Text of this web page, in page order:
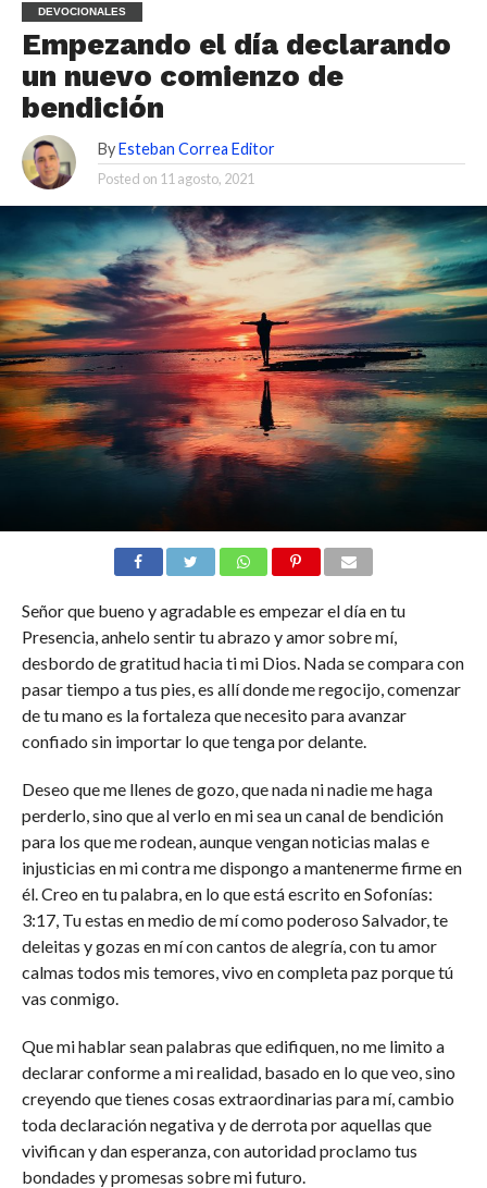
DEVOCIONALES
Empezando el día declarando
un nuevo comienzo de
bendición
By Esteban Correa Editor
Posted on 11 agosto, 2021
Señor que bueno y agradable es empezar el día en tu
Presencia, anhelo sentir tu abrazo y amor sobre mí,
desbordo de gratitud hacia ti mi Dios. Nada se compara con
pasar tiempo a tus pies, es allí donde me regocijo, comenzar
de tu mano es la fortaleza que necesito para avanzar
confiado sin importar lo que tenga por delante.
Deseo que me llenes de gozo, que nada ni nadie me haga
perderlo, sino que al verlo en mi sea un canal de bendición
para los que me rodean, aunque vengan noticias malas e
injusticias en mi contra me dispongo a mantenerme firme en
él. Creo en tu palabra, en lo que está escrito en Sofonías:
3:17, Tu estas en medio de mí como poderoso Salvador, te
deleitas y gozas en mí con cantos de alegría, con tu amor
calmas todos mis temores, vivo en completa paz porque tú
vas conmigo.
Que mi hablar sean palabras que edifiquen, no me limito a
declarar conforme a mi realidad, basado en lo que veo, sino
creyendo que tienes cosas extraordinarias para mí, cambio
toda declaración negativa y de derrota por aquellas que
vivifican y dan esperanza, con autoridad proclamo tus
bondades y promesas sobre mi futuro.